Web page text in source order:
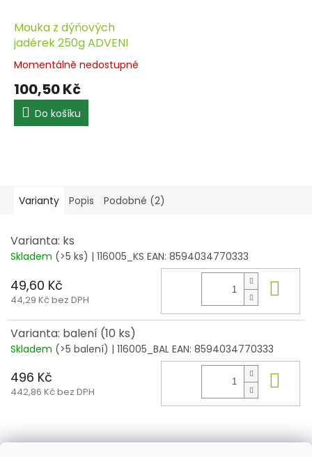
Mouka z dýňových
jadérek 250g ADVENI
Momentálně nedostupné
100,50 Kč
Do košíku
Varianty Popis Podobné (2)
Varianta: ks
Skladem (>5 ks) | 116005_KS EAN: 8594034770333
49,60 Kč
44,29 Kč bez DPH
Varianta: balení (10 ks)
Skladem (>5 balení) | 116005_BAL EAN: 8594034770333
496 Kč
442,86 Kč bez DPH
Z